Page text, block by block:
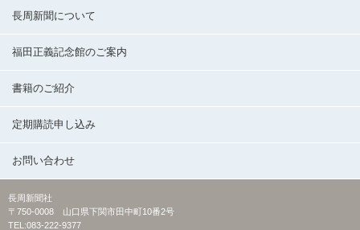
長周新聞について
福田正義記念館のご案内
書籍のご紹介
定期購読申し込み
お問い合わせ
長周新聞社
〒750-0008 山口県下関市田中町10番2号
TEL:083-222-9377